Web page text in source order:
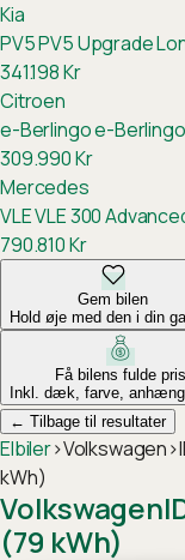
Kia
PV5PV5 Upgrade
341.198Kr
Citroen
e-Berlingoe-
309.990Kr
Mercedes
VLEVLE 300
790.810Kr
Gem bilen
Hold øje med den i din
Få bilens fulde pris
Inkl. dæk, farve,
← Tilbage til resultater
Elbiler›Volkswagen›
kWh)
Volkswagen
(79 kWh)